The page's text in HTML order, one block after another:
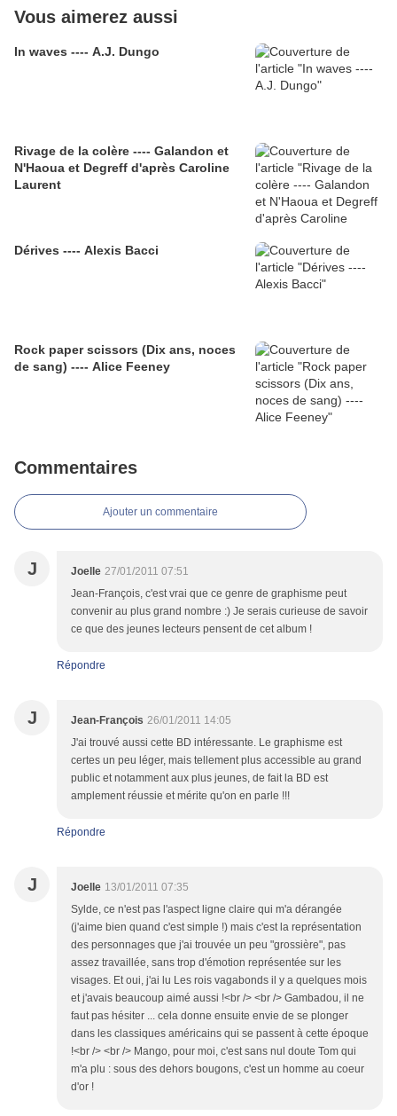
Vous aimerez aussi
In waves ---- A.J. Dungo
Rivage de la colère ---- Galandon et
N'Haoua et Degreff d'après Caroline
Laurent
Dérives ---- Alexis Bacci
Rock paper scissors (Dix ans, noces
de sang) ---- Alice Feeney
Commentaires
Ajouter un commentaire
J Joelle 27/01/2011 07:51
Jean-François, c'est vrai que ce genre de graphisme peut
convenir au plus grand nombre :) Je serais curieuse de savoir
ce que des jeunes lecteurs pensent de cet album !
Répondre
J Jean-François 26/01/2011 14:05
J'ai trouvé aussi cette BD intéressante. Le graphisme est
certes un peu léger, mais tellement plus accessible au grand
public et notamment aux plus jeunes, de fait la BD est
amplement réussie et mérite qu'on en parle !!!
Répondre
J Joelle 13/01/2011 07:35
Sylde, ce n'est pas l'aspect ligne claire qui m'a dérangée
(j'aime bien quand c'est simple !) mais c'est la représentation
des personnages que j'ai trouvée un peu "grossière", pas
assez travaillée, sans trop d'émotion représentée sur les
visages. Et oui, j'ai lu Les rois vagabonds il y a quelques mois
et j'avais beaucoup aimé aussi !<br /> <br /> Gambadou, il ne
faut pas hésiter ... cela donne ensuite envie de se plonger
dans les classiques américains qui se passent à cette époque
!<br /> <br /> Mango, pour moi, c'est sans nul doute Tom qui
m'a plu : sous des dehors bougons, c'est un homme au coeur
d'or !